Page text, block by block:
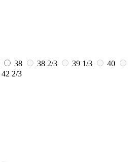
38 38 2/3 39 1/3
40
42 2/3